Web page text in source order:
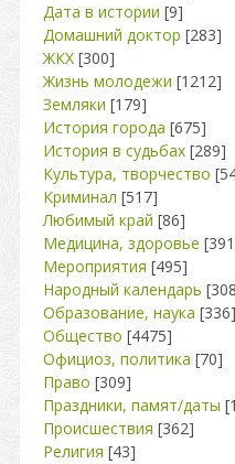
Дата в истории [9]
Домашний доктор [283]
ЖКХ [300]
Жизнь молодежи [1212]
Земляки [179]
История города [675]
История в судьбах [289]
Культура, творчество
Криминал [517]
Любимый край [86]
Медицина, здоровье
Мероприятия [495]
Народный календарь
Образование, наука [336]
Общество [4475]
Официоз, политика [70]
Право [309]
Праздники, памят/даты
Происшествия [362]
Религия [43]